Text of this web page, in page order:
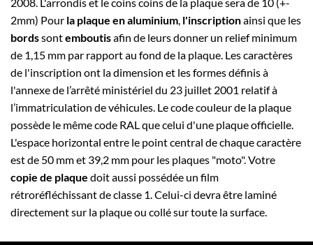
2008. L'arrondis et le coins coins de la plaque sera de 10 (+-
2mm) Pour la plaque en aluminium, l'inscriptionainsi que les
bordssontemboutisafin de leurs donner un relief minimum
de 1,15 mm par rapport au fond de la plaque. Les caractères
de l'inscription ont la dimension et les formes définis à
l'annexe de l’arrêté ministériel du 23 juillet 2001 relatif à
l’immatriculation de véhicules. Le code couleur de la plaque
possède le même code RAL que celui d'une plaque officielle.
L'espace horizontal entre le point central de chaque caractère
est de 50 mm et 39,2 mm pour les plaques "moto". Votre
copie de plaque doit aussi possédée un film
rétroréfléchissant de classe 1. Celui-ci devra être laminé
directement sur la plaque ou collé sur toute la surface.